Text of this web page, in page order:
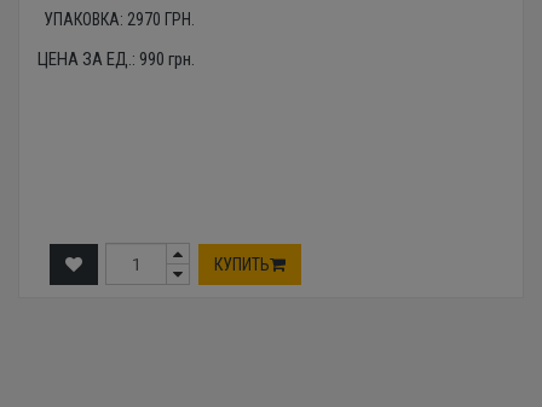
УПАКОВКА: 2970 ГРН.
ЦЕНА ЗА ЕД.: 990 грн.
КУПИТЬ